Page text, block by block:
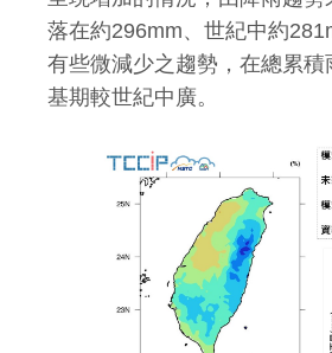
落在約296mm、世紀中約
有些微減少之趨勢，在總累積
基期較世紀中廣。